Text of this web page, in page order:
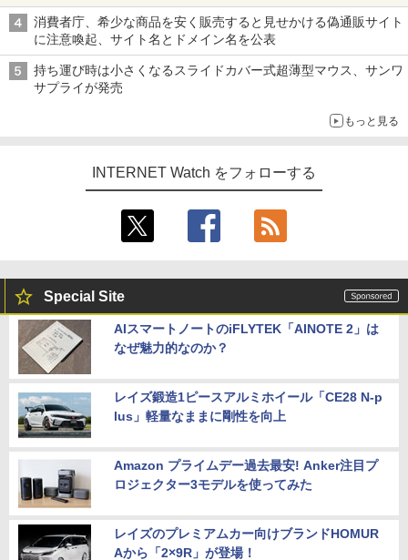
ル TIVIP」
消費者庁、希少な商品を安く販売すると見せかける偽通販サイト
に注意喚起、サイト名とドメイン名を公表
持ち運び時は小さくなるスライドカバー式超薄型マウス、サンワ
サプライが発売
もっと見る
INTERNET Watch をフォローする
Special Site
AIスマートノートのiFLYTEK「AINOTE 2」は
なぜ魅力的なのか？
レイズ鍛造1ピースアルミホイール「CE28 N-p
lus」軽量なままに剛性を向上
Amazon プライムデー過去最安! Anker注目プ
ロジェクター3モデルを使ってみた
レイズのプレミアムカー向けブランドHOMUR
Aから「2×9R」が登場！